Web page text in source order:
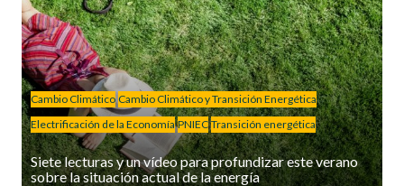
Cambio Climático Cambio Climático y Transición Energética
Electrificación de la Economía PNIEC Transición energética
Siete lecturas y un vídeo para profundizar este verano
sobre la situación actual de la energía